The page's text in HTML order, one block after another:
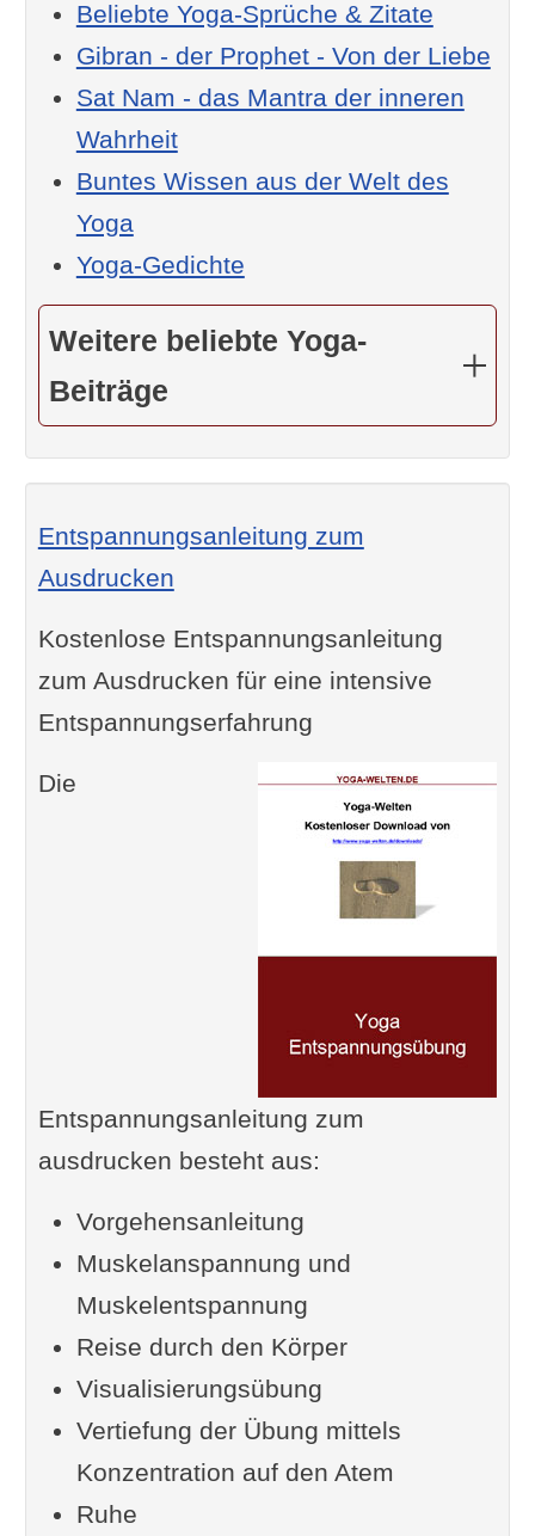
Beliebte Yoga-Sprüche & Zitate
Gibran - der Prophet - Von der Liebe
Sat Nam - das Mantra der inneren
Wahrheit
Buntes Wissen aus der Welt des
Yoga
Yoga-Gedichte
Weitere beliebte Yoga-
Beiträge
Entspannungsanleitung zum
Ausdrucken
Kostenlose Entspannungsanleitung
zum Ausdrucken für eine intensive
Entspannungserfahrung
Die
Entspannungsanleitung zum
ausdrucken besteht aus:
Vorgehensanleitung
Muskelanspannung und
Muskelentspannung
Reise durch den Körper
Visualisierungsübung
Vertiefung der Übung mittels
Konzentration auf den Atem
Ruhe